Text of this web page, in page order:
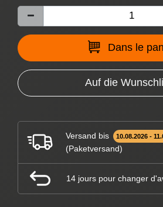
Dans le
Auf die
Versand bis 10.08.2026 -
(Paketversand)
14 jours pour changer